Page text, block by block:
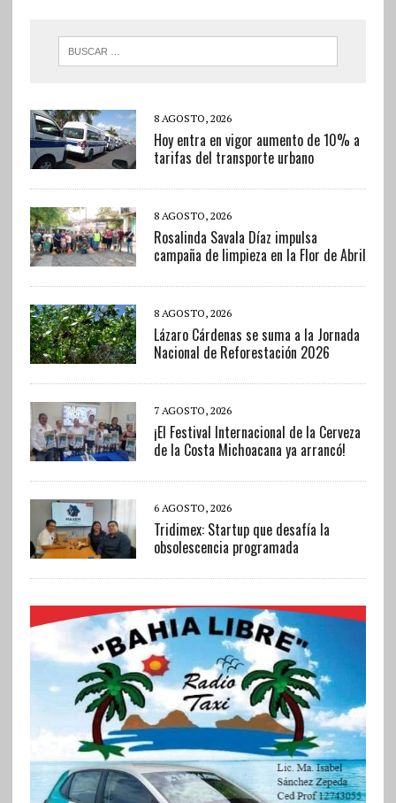
8 AGOSTO, 2026
Hoy entra en vigor aumento de 10% a
tarifas del transporte urbano
8 AGOSTO, 2026
Rosalinda Savala Díaz impulsa
campaña de limpieza en la Flor de Abril
8 AGOSTO, 2026
Lázaro Cárdenas se suma a la Jornada
Nacional de Reforestación 2026
7 AGOSTO, 2026
¡El Festival Internacional de la Cerveza
de la Costa Michoacana ya arrancó!
6 AGOSTO, 2026
Tridimex: Startup que desafía la
obsolescencia programada